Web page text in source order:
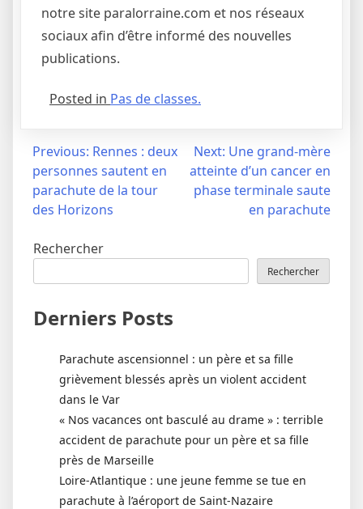
notre site paralorraine.com et nos réseaux
sociaux afin d’être informé des nouvelles
publications.
Posted in Pas de classes.
Navigation
l’article
Previous: Rennes : deux
personnes sautent en
parachute de la tour
des Horizons
Next: Une grand-mère
atteinte d’un cancer en
phase terminale saute
en parachute
Rechercher
Rechercher
Derniers Posts
Parachute ascensionnel : un père et sa fille
grièvement blessés après un violent accident
dans le Var
« Nos vacances ont basculé au drame » : terrible
accident de parachute pour un père et sa fille
près de Marseille
Loire-Atlantique : une jeune femme se tue en
parachute à l’aéroport de Saint-Nazaire